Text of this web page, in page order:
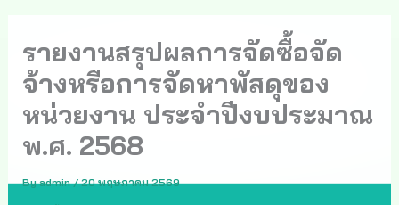
รายงานสรุปผลการจัดซื้อจัด
จ้างหรือการจัดหาพัสดุของ
หน่วยงาน ประจำปีงบประมาณ
พ.ศ. 2568
Byadmin/20 พฤษภาคม 2569